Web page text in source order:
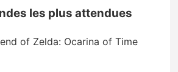
les plus attendues
of Zelda: Ocarina of Time